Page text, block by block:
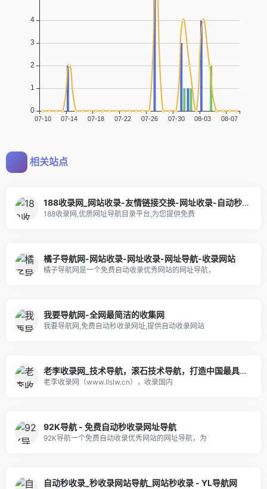
相关站点
188收录网_网站收录-友情链接交换-网址收录-自动秒收录
188收录网,优质网址导航目录平台,为您提供免费
橘子导航网-网站收录-网址收录-网址导航-收录网站
橘子导航网是一个免费自动收录优秀网站的网址导航，
我要导航网-全网最简洁的收集网
我要导航网,免费自动秒收录网址,提供自动收录网站
老李收录网_技术导航，滚石技术导航，打造中国最具影响力的网站交流和展示平台
老李收录网（www.llslw.cn），收录国内
92K导航 - 免费自动秒收录网址导航
92K导航一个免费自动收录优秀网站的网址导航，为
自动秒收录_秒收录网站导航_网站秒收录 - YL导航网